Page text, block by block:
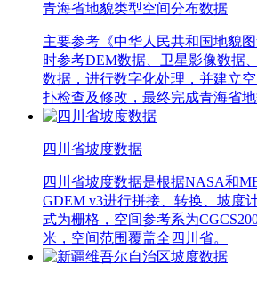
青海省地貌类型空间分布数据
主要参考《中华人民共和国地貌
时参考DEM数据、卫星影像数据
数据，进行数字化处理，并建立
扑检查及修改，最终完成青海省地
四川省坡度数据
四川省坡度数据是根据NASA和
GDEM v3进行拼接、转换、坡度
式为栅格，空间参考系为
米，空间范围覆盖全四川省。